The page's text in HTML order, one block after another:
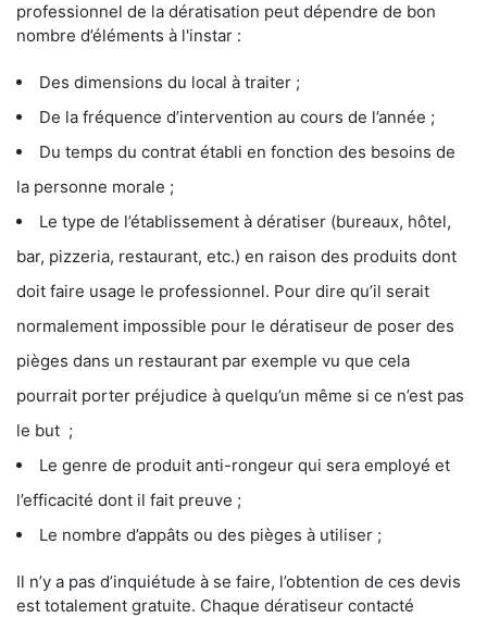
professionnel de la dératisation peut dépendre de bon
nombre d’éléments à l'instar :
Des dimensions du local à traiter ;
De la fréquence d’intervention au cours de l’année ;
Du temps du contrat établi en fonction des besoins de
la personne morale ;
Le type de l’établissement à dératiser (bureaux, hôtel,
bar, pizzeria, restaurant, etc.) en raison des produits dont
doit faire usage le professionnel. Pour dire qu’il serait
normalement impossible pour le dératiseur de poser des
pièges dans un restaurant par exemple vu que cela
pourrait porter préjudice à quelqu’un même si ce n’est pas
le but ;
Le genre de produit anti-rongeur qui sera employé et
l’efficacité dont il fait preuve ;
Le nombre d’appâts ou des pièges à utiliser ;
Il n’y a pas d’inquiétude à se faire, l’obtention de ces devis
est totalement gratuite. Chaque dératiseur contacté